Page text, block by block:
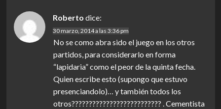
Roberto dice:
30 marzo, 2014 a las 3:36 pm
No se como abra sido el juego en los otros
partidos, para considerarlo en forma
“lapidaria” como el peor de la quinta fecha.
Quien escribe esto (supongo que estuvo
presenciandolo)… y también todos los
otros?????????????????????????? . Cementista